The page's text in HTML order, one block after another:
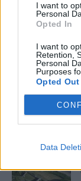
I want to
Personal
Opted In
I want to
Retention,
Personal
Purposes
Opted Out
Data
LEGFRISSEBB